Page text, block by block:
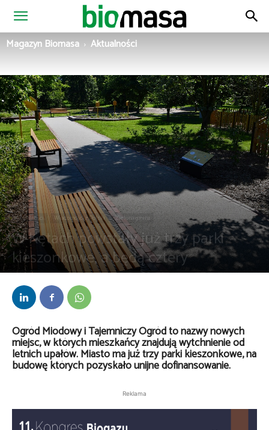
Magazyn
Magazyn Biomasa Aktualności
Aktualności Wiadomości z Polski Zielona gmina
W Kętach powstały już trzy parki
kieszonkowe, a będą cztery
Przez Lech Bojarski-
Ogród Miodowy i Tajemniczy Ogród to nazwy nowych
miejsc, w których mieszkańcy znajdują wytchnienie od
letnich upałów. Miasto ma już trzy parki kieszonkowe, na
budowę których pozyskało unijne dofinansowanie.
Reklama